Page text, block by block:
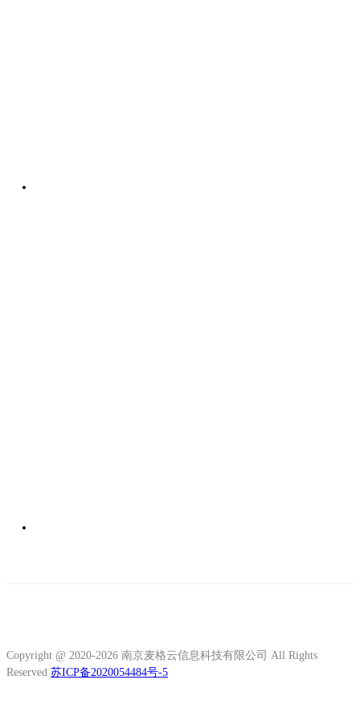
Copyright @ 2020-2026 南京麦格云信息科技有限公司 All Rights
Reserved 苏ICP备2020054484号-5